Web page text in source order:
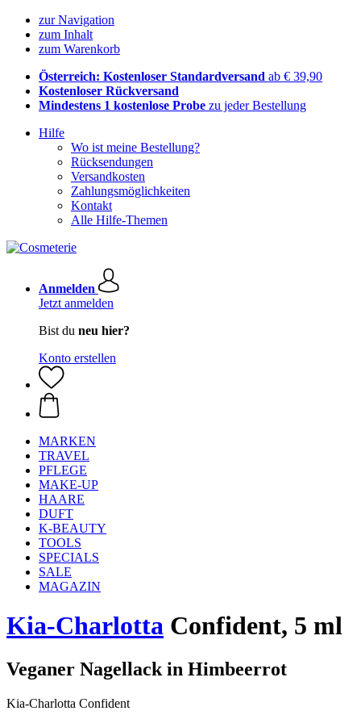
zur Navigation
zum Inhalt
zum Warenkorb
Österreich: Kostenloser Standardversand ab € 39,90
Kostenloser Rückversand
Mindestens 1 kostenlose Probe zu jeder Bestellung
Hilfe
Wo ist meine Bestellung?
Rücksendungen
Versandkosten
Zahlungsmöglichkeiten
Kontakt
Alle Hilfe-Themen
Anmelden
Jetzt anmelden
Bist du neu hier?
Konto erstellen
MARKEN
TRAVEL
PFLEGE
MAKE-UP
HAARE
DUFT
K-BEAUTY
TOOLS
SPECIALS
SALE
MAGAZIN
Kia-Charlotta Confident, 5 ml
Veganer Nagellack in Himbeerrot
Kia-Charlotta Confident